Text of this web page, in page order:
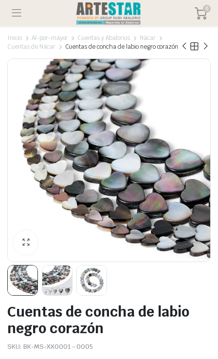
0
Inicio Al-por-mayor Cuentas y Abalorios
Nácar
Cuentas de Nácar
Cuentas de concha de labio negro corazón
Cuentas de concha de labio
negro corazón
SKU: BK-MS-XX0001－0005